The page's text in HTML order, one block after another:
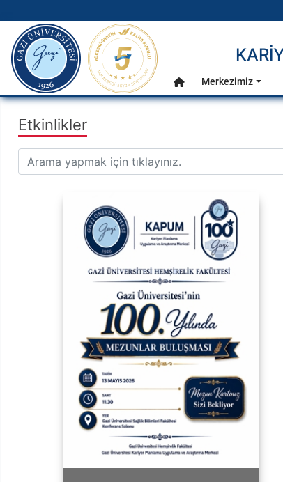
Ana Menü
gazi.edu.tr
Anasayfa
Merkezimiz
Etkinlikler